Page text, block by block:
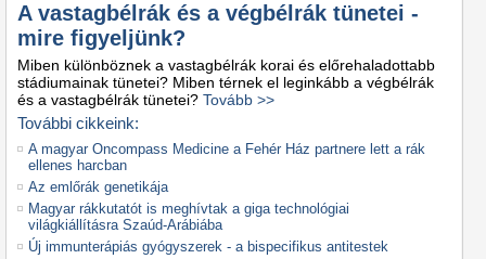
A vastagbélrák és a végbélrák tünetei -
mire figyeljünk?
Miben különböznek a vastagbélrák korai és előrehaladottabb
stádiumainak tünetei? Miben térnek el leginkább a végbélrák
és a vastagbélrák tünetei? Tovább >>
További cikkeink:
A magyar Oncompass Medicine a Fehér Ház partnere lett a rák
ellenes harcban
Az emlőrák genetikája
Magyar rákkutatót is meghívtak a giga technológiai
világkiállításra Szaúd-Arábiába
Új immunterápiás gyógyszerek - a bispecifikus antitestek